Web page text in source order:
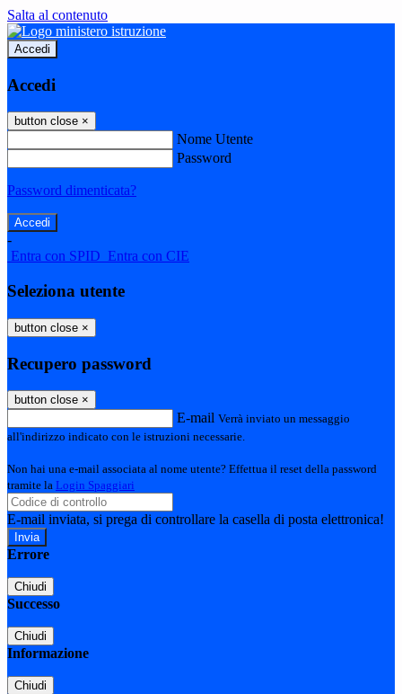
Salta al contenuto
Accedi
Accedi
button close ×
Nome Utente
Password
Password dimenticata?
-
Entra con SPID Entra con CIE
Seleziona utente
button close ×
Recupero password
button close ×
E-mail Verrà inviato un messaggio
all'indirizzo indicato con le istruzioni necessarie.
Non hai una e-mail associata al nome utente? Effettua il reset della password
tramite la Login Spaggiari
E-mail inviata, si prega di controllare la casella di posta elettronica!
Errore
Chiudi
Successo
Chiudi
Informazione
Chiudi